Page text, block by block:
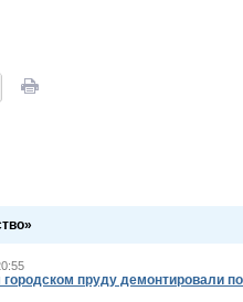
пруду демонтировали